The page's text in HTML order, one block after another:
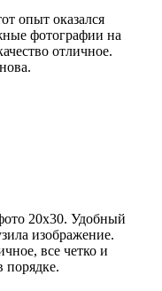
опыт оказался
фотографии на
отличное.
20х30. Удобный
изображение.
все четко и
порядке.